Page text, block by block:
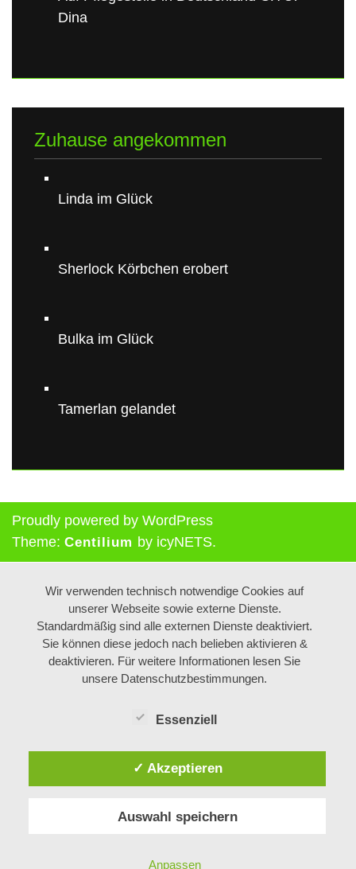
Dina
Zuhause angekommen
Linda im Glück
Sherlock Körbchen erobert
Bulka im Glück
Tamerlan gelandet
Proudly powered by WordPress
Theme: Centilium by icyNETS.
Wir verwenden technisch notwendige Cookies auf
unserer Webseite sowie externe Dienste.
Standardmäßig sind alle externen Dienste deaktiviert.
Sie können diese jedoch nach belieben aktivieren &
deaktivieren. Für weitere Informationen lesen Sie
unsere Datenschutzbestimmungen.
Essenziell
✓ Akzeptieren
Auswahl speichern
Anpassen